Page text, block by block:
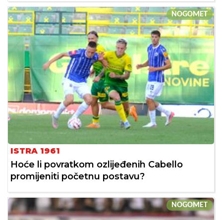
NOGOMET
ISTRA 1961
Hoće li povratkom ozlijeđenih Cabello
promijeniti početnu postavu?
NOGOMET